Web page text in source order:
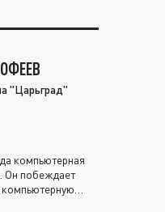
"Царьград"
компьютерная
Он побеждает
компьютерную